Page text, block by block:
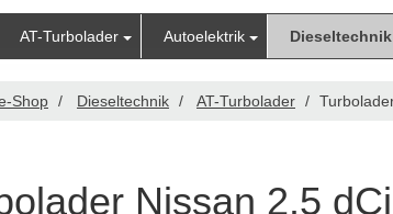
AT-Turbolader Autoelektrik Dieseltechnik
Shop Dieseltechnik AT-Turbolader
Nissan 2.5 dCi